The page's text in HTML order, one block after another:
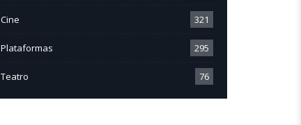
Cine 321
Plataformas 295
Teatro 76